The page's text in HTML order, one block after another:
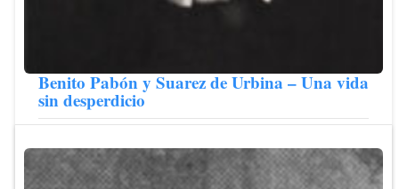
Benito Pabón y Suarez de Urbina – Una vida
sin desperdicio
temporada) Hay ocasiones en que cuesta empezar a escribir,
hasta que, casi sin querer, coges un hilo y de ahí arranca todo